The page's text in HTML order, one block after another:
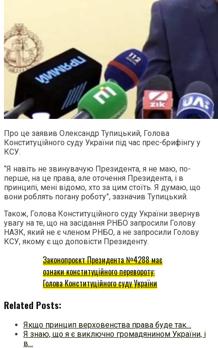
Про це заявив Олександр Тупицький, Голова
Конституційного суду України під час прес-брифінгу у
КСУ.
“Я навіть не звинувачую Президента, я не маю, по-
перше, на це права, але оточення Президента, і в
принципі, мені відомо, хто за цим стоїть. Я думаю, що
вони роблять погану роботу”, зазначив Тупицький.
Також, Голова Конституційного суду України звернув
увагу на те, що на засідання РНБО запросили Голову
НАЗК, який не є членом РНБО, а не запросили Голову
КСУ, якому є що доповісти Президенту.
Законопроєкт Президента №4288 має
ознаки конституційного перевороту:
Голова Конституційного суду України
Related Posts:
Якщо принцип верховенства права буде так…
Я знаю, що я є виключно громадянином України, і
в…